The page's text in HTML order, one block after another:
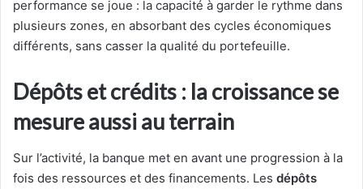
performance se joue : la capacité à garder le rythme dans
plusieurs zones, en absorbant des cycles économiques
différents, sans casser la qualité du portefeuille.
Dépôts et crédits : la croissance se
mesure aussi au terrain
Sur l’activité, la banque met en avant une progression à la
fois des ressources et des financements. Les dépôts